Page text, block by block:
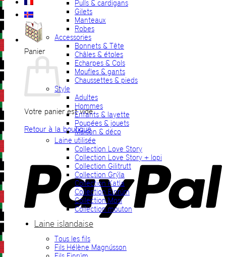
Panier
Votre panier est vide.
Retour à la boutique
Pulls & cardigans
Gilets
Manteaux
Robes
Accessories
Bonnets & Tête
Châles & étoles
Echarpes & Cols
Moufles & gants
Chaussettes & pieds
Style
Adultes
Hommes
Enfants & layette
Poupées & jouets
Maison & déco
Laine utilisée
Collection Love Story
Collection Love Story + lopi
Collection Gilitrutt
Collection Grýla
Collection Katla
Collection Einrúm
Collection Mosi
Collection mouton
Laine islandaise
Tous les fils
Fils Hélène Magnússon